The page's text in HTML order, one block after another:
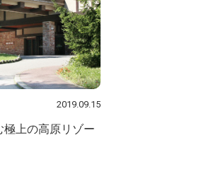
2019.09.15
極上の高原リゾー